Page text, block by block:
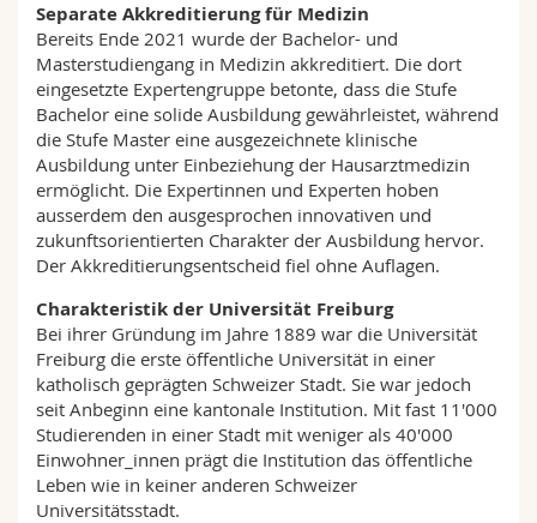
Separate Akkreditierung für Medizin
Bereits Ende 2021 wurde der Bachelor- und
Masterstudiengang in Medizin akkreditiert. Die dort
eingesetzte Expertengruppe betonte, dass die Stufe
Bachelor eine solide Ausbildung gewährleistet, während
die Stufe Master eine ausgezeichnete klinische
Ausbildung unter Einbeziehung der Hausarztmedizin
ermöglicht. Die Expertinnen und Experten hoben
ausserdem den ausgesprochen innovativen und
zukunftsorientierten Charakter der Ausbildung hervor.
Der Akkreditierungsentscheid fiel ohne Auflagen.
Charakteristik der Universität Freiburg
Bei ihrer Gründung im Jahre 1889 war die Universität
Freiburg die erste öffentliche Universität in einer
katholisch geprägten Schweizer Stadt. Sie war jedoch
seit Anbeginn eine kantonale Institution. Mit fast 11'000
Studierenden in einer Stadt mit weniger als 40'000
Einwohner_innen prägt die Institution das öffentliche
Leben wie in keiner anderen Schweizer
Universitätsstadt.